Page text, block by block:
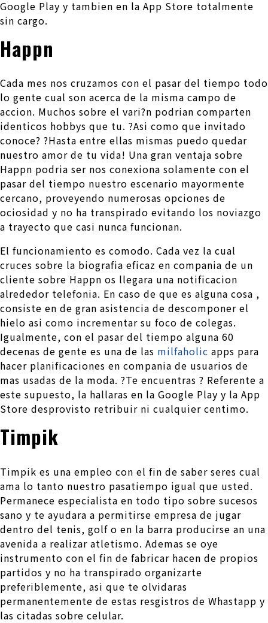
Google Play y tambien en la App Store totalmente
sin cargo.
Happn
Cada mes nos cruzamos con el pasar del tiempo todo
lo gente cual son acerca de la misma campo de
accion. Muchos sobre el vari?n podrian comparten
identicos hobbys que tu. ?Asi­ como que invitado
conoce? ?Hasta entre ellas mismas puedo quedar
nuestro amor de tu vida! Una gran ventaja sobre
Happn podri­a ser nos conexiona solamente con el
pasar del tiempo nuestro escenario mayormente
cercano, proveyendo numerosas opciones de
ociosidad y no ha transpirado evitando los noviazgo
a trayecto que casi nunca funcionan.
El funcionamiento es comodo. Cada vez la cual
cruces sobre la biografia eficaz en compania de un
cliente sobre Happn os llegara una notificacion
alrededor telefonia. En caso de que es alguna cosa ,
consiste en de gran asistencia de descomponer el
hielo asi­ como incrementar su foco de colegas.
Igualmente, con el pasar del tiempo alguna 60
decenas de gente es una de las milfaholic apps para
hacer planificaciones en compania de usuarios de
mas usadas de la moda. ?Te encuentras ? Referente a
este supuesto, la hallaras en la Google Play y la App
Store desprovisto retribuir ni cualquier centimo.
Timpik
Timpik es una empleo con el fin de saber seres cual
ama lo tanto nuestro pasatiempo igual que usted.
Permanece especialista en todo tipo sobre sucesos
sano y te ayudara a permitirse empresa de jugar
dentro del tenis, golf o en la barra producirse an una
avenida a realizar atletismo. Ademas se oye
instrumento con el fin de fabricar hacen de propios
partidos y no ha transpirado organizarte
preferiblemente, asi que te olvidaras
permanentemente de estas resgistros de Whastapp y
las citadas sobre celular.